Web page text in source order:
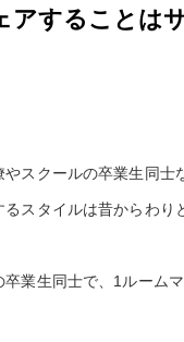
アすることは
スクールの卒業生同士
スタイルは昔からわり
卒業生同士で、1ルーム